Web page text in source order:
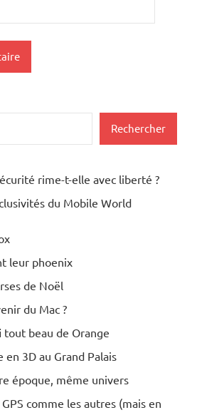
Rechercher
rime-t-elle avec liberté ?
du Mobile World
leur phoenix
de Noël
du Mac ?
beau de Orange
en 3D au Grand Palais
époque, même univers
comme les autres (mais en